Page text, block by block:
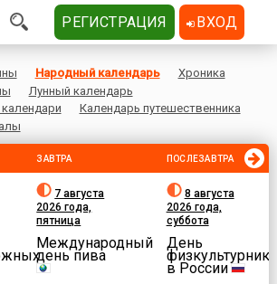
Народный календарь
Хроника
Лунный календарь
Календарь путешественника
ЗАВТРА
7 августа
2026 года,
пятница
Международный
день пива
ПОСЛЕЗАВТРА
8 августа
2026 года,
суббота
День
физкультурника
в России
РЕГИСТРАЦИЯ ВХОД